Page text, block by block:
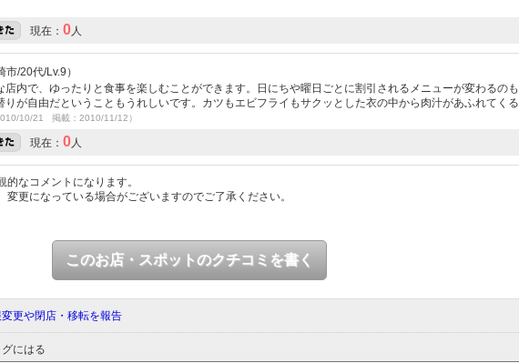
現在： 0人
/20代/Lv.9）
内で、ゆったりと食事を楽しむことができます。日にちや曜日ごとに割引されるメニューが変わるのも
が自由だということもうれしいです。カツもエビフライもサクッとした衣の中から肉汁があふれてくる
10/21 掲載：2010/11/12）
現在： 0人
なコメントになります。
変更になっている場合がございますのでご了承ください。
このお店・スポットのクチコミを書く
更や閉店・移転を報告
にはる